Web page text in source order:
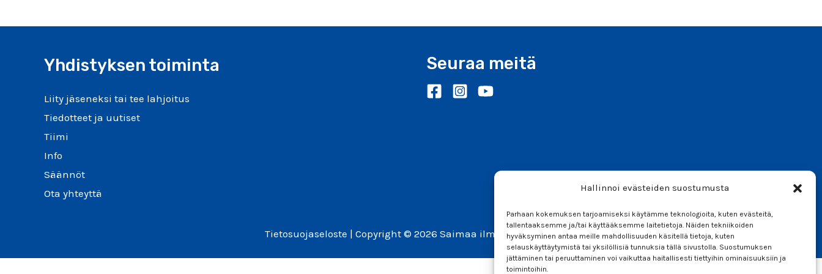
Hallinnoi evästeiden suostumusta
Parhaan kokemuksen tarjoamiseksi käytämme teknologioita, kuten evästeitä,
tallentaaksemme ja/tai käyttääksemme laitetietoja. Näiden tekniikoiden
hyväksyminen antaa meille mahdollisuuden käsitellä tietoja, kuten
selauskäyttäytymistä tai yksilöllisiä tunnuksia tällä sivustolla. Suostumuksen
jättäminen tai peruuttaminen voi vaikuttaa haitallisesti tiettyihin ominaisuuksiin ja
toimintoihin.
Yhdistyksen toiminta
Liity jäseneksi tai tee lahjoitus
Tiedotteet ja uutiset
Tiimi
Info
Säännöt
Ota yhteyttä
Seuraa meitä
Tietosuojaseloste | Copyright © 2026 Saimaa ilman kaivoksia